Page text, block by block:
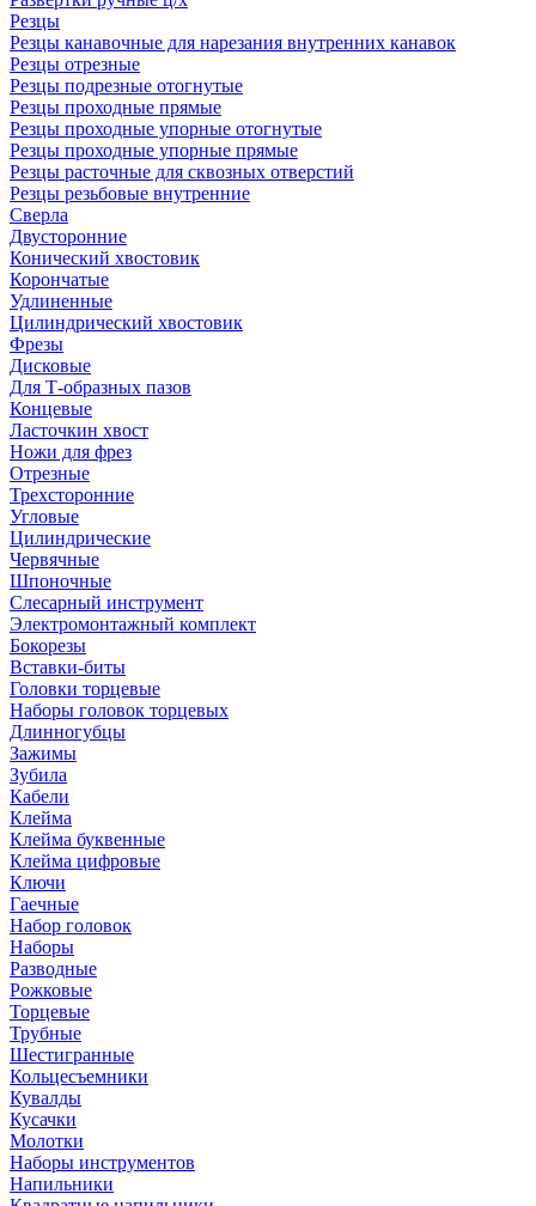
Резцы
Резцы канавочные для нарезания внутренних канавок
Резцы отрезные
Резцы подрезные отогнутые
Резцы проходные прямые
Резцы проходные упорные отогнутые
Резцы проходные упорные прямые
Резцы расточные для сквозных отверстий
Резцы резьбовые внутренние
Сверла
Двусторонние
Конический хвостовик
Корончатые
Удлиненные
Цилиндрический хвостовик
Фрезы
Дисковые
Для Т-образных пазов
Концевые
Ласточкин хвост
Ножи для фрез
Отрезные
Трехсторонние
Угловые
Цилиндрические
Червячные
Шпоночные
Слесарный инструмент
Электромонтажный комплект
Бокорезы
Вставки-биты
Головки торцевые
Наборы головок торцевых
Длинногубцы
Зажимы
Зубила
Кабели
Клейма
Клейма буквенные
Клейма цифровые
Ключи
Гаечные
Набор головок
Наборы
Разводные
Рожковые
Торцевые
Трубные
Шестигранные
Кольцесъемники
Кувалды
Кусачки
Молотки
Наборы инструментов
Напильники